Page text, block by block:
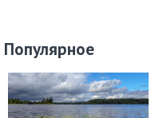
Популярное